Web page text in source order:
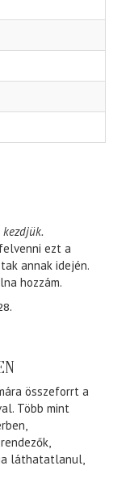
ezt a
annak idején.
hozzám.
összeforrt a
Több mint
láthatatlanul,